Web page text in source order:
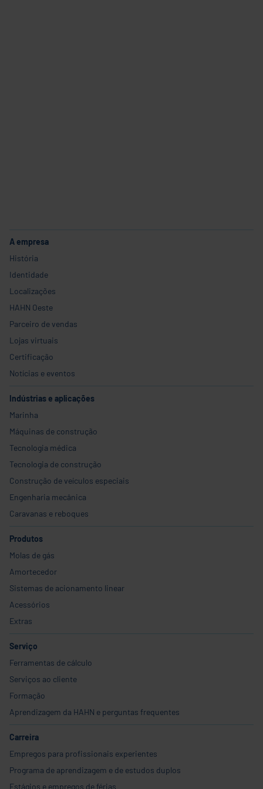
A empresa
História
Identidade
Localizações
HAHN Oeste
Parceiro de vendas
Lojas virtuais
Certificação
Notícias e eventos
Indústrias e aplicações
Marinha
Máquinas de construção
Tecnologia médica
Tecnologia de construção
Construção de veículos especiais
Engenharia mecânica
Caravanas e reboques
Produtos
Molas de gás
Amortecedor
Sistemas de acionamento linear
Acessórios
Extras
Serviço
Ferramentas de cálculo
Serviços ao cliente
Formação
Aprendizagem da HAHN e perguntas frequentes
Carreira
Empregos para profissionais experientes
Programa de aprendizagem e de estudos duplos
Estágios e empregos de férias